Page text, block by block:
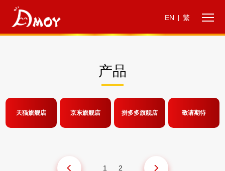
EN 繁
产品
天猫旗舰店 京东旗舰店 拼多多旗舰店 敬请期待
1 2